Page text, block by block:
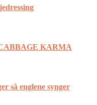
KARMA
så englene synger